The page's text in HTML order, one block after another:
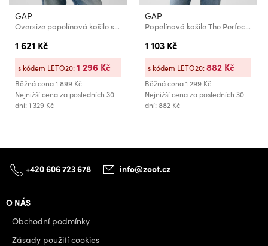
GAP
Oversize popelínová košile s logem Big Shirt GAP
1 621 Kč
Běžná cena1 899 Kč
Nejnižší cena za posledních 30
dní: 1 329 Kč
s kódem LETO20:1 296 Kč
GAP
Popelínová košile The Perfect Shirt GAP
1 103 Kč
Běžná cena1 299 Kč
Nejnižší cena za posledních 30
dní: 882 Kč
s kódem LETO20:882 Kč
+420 606 723 678 info@zoot.cz
O NÁS
Obchodní podmínky
Zásady použití cookies